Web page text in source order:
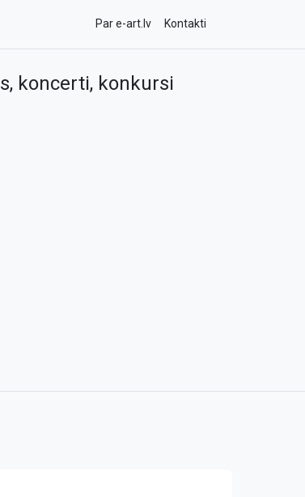
Par e-art.lv Kontakti
koncerti, konkursi